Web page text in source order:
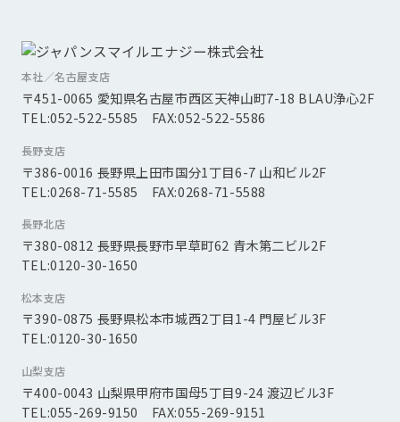
本社／名古屋支店
〒451-0065 愛知県名古屋市西区天神山町7-18 BLAU浄心2F
TEL:052-522-5585 FAX:052-522-5586
長野支店
〒386-0016 長野県上田市国分1丁目6-7 山和ビル2F
TEL:0268-71-5585 FAX:0268-71-5588
長野北店
〒380-0812 長野県長野市早草町62 青木第二ビル2F
TEL:0120-30-1650
松本支店
〒390-0875 長野県松本市城西2丁目1-4 門屋ビル3F
TEL:0120-30-1650
山梨支店
〒400-0043 山梨県甲府市国母5丁目9-24 渡辺ビル3F
TEL:055-269-9150 FAX:055-269-9151